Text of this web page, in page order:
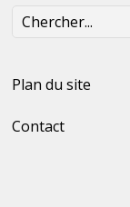
Plan du site
Contact